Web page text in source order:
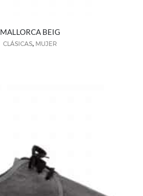
MALLORCA BEIG
CLÁSICAS, MUJER